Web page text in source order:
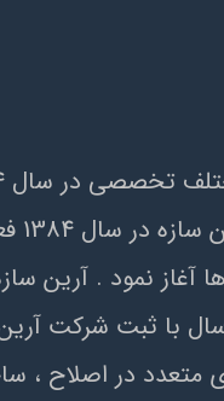
متعدد در اصلاح